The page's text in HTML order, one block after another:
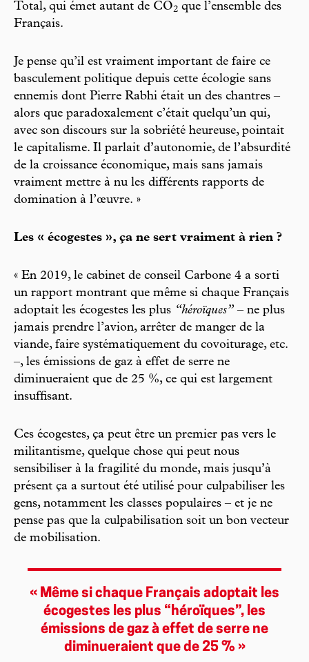
Total, qui émet autant de CO2 que l’ensemble des
Français.
Je pense qu’il est vraiment important de faire ce
basculement politique depuis cette écologie sans
ennemis dont Pierre Rabhi était un des chantres –
alors que paradoxalement c’était quelqu’un qui,
avec son discours sur la sobriété heureuse, pointait
le capitalisme. Il parlait d’autonomie, de l’absurdité
de la croissance économique, mais sans jamais
vraiment mettre à nu les différents rapports de
domination à l’œuvre. »
Les « écogestes », ça ne sert vraiment à rien ?
« En 2019, le cabinet de conseil Carbone 4 a sorti
un rapport montrant que même si chaque Français
adoptait les écogestes les plus “héroïques” – ne plus
jamais prendre l’avion, arrêter de manger de la
viande, faire systématiquement du covoiturage, etc.
–, les émissions de gaz à effet de serre ne
diminueraient que de 25 %, ce qui est largement
insuffisant.
Ces écogestes, ça peut être un premier pas vers le
militantisme, quelque chose qui peut nous
sensibiliser à la fragilité du monde, mais jusqu’à
présent ça a surtout été utilisé pour culpabiliser les
gens, notamment les classes populaires – et je ne
pense pas que la culpabilisation soit un bon vecteur
de mobilisation.
« Même si chaque Français adoptait les
écogestes les plus “héroïques”, les
émissions de gaz à effet de serre ne
diminueraient que de 25 % »